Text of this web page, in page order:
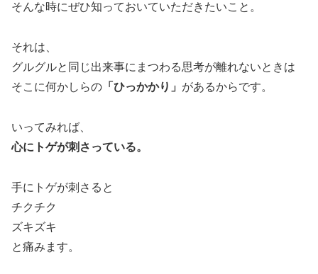
そんな時にぜひ知っておいていただきたいこと。
それは、
グルグルと同じ出来事にまつわる思考が離れないときは
そこに何かしらの 「ひっかかり」 があるからです。
いってみれば、
心にトゲが刺さっている。
手にトゲが刺さると
チクチク
ズキズキ
と痛みます。